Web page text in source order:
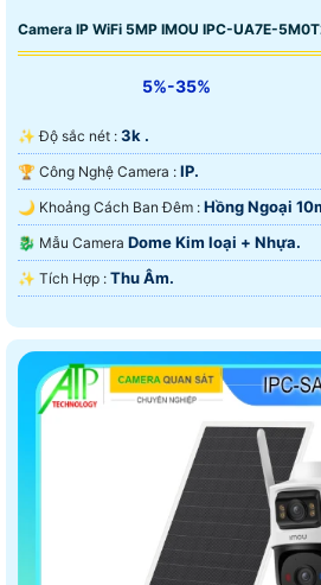
Camera IP WiFi 5MP IMOU IPC-UA7E-
5%-35%
✨ Độ sắc nét : 3k .
🏆 Công Nghệ Camera : IP.
🌙 Khoảng Cách Ban Đêm : Hồng Ngoại
🐉️ Mẫu Camera Dome Kim loại + Nhựa.
️✨ Tích Hợp : Thu Âm.